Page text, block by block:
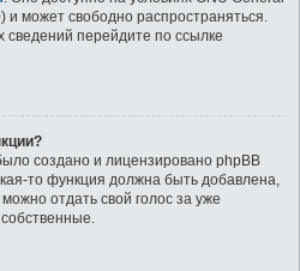
и может свободно распространяться.
перейдите по ссылке
создано и лицензировано phpBB
то функция должна быть добавлена,
можно отдать свой голос за уже